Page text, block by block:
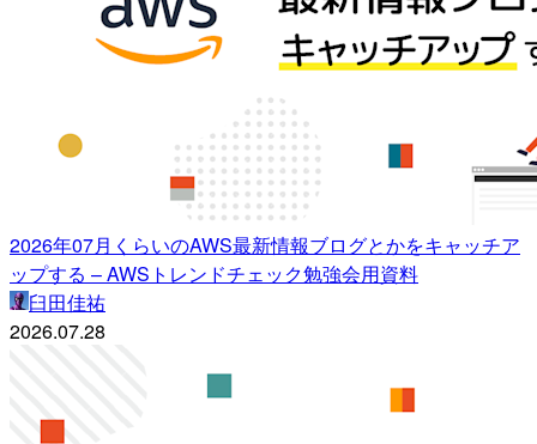
2026年07月くらいのAWS最新情報ブログとかをキャッチア
ップする – AWSトレンドチェック勉強会用資料
臼田佳祐
2026.07.28